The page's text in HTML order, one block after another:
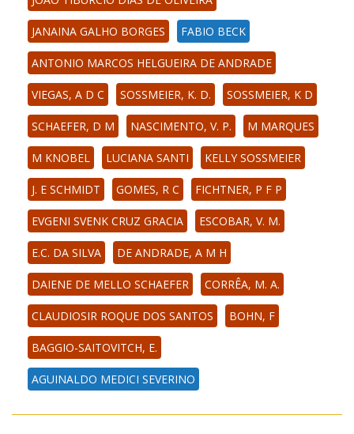
JANAINA GALHO BORGES FABIO BECK
ANTONIO MARCOS HELGUEIRA DE ANDRADE
VIEGAS, A D C SOSSMEIER, K. D. SOSSMEIER, K D
SCHAEFER, D M NASCIMENTO, V. P. M MARQUES
M KNOBEL LUCIANA SANTI KELLY SOSSMEIER
J. E SCHMIDT GOMES, R C FICHTNER, P F P
EVGENI SVENK CRUZ GRACIA ESCOBAR, V. M.
E.C. DA SILVA DE ANDRADE, A M H
DAIENE DE MELLO SCHAEFER CORRÊA, M. A.
CLAUDIOSIR ROQUE DOS SANTOS BOHN, F
BAGGIO-SAITOVITCH, E.
AGUINALDO MEDICI SEVERINO